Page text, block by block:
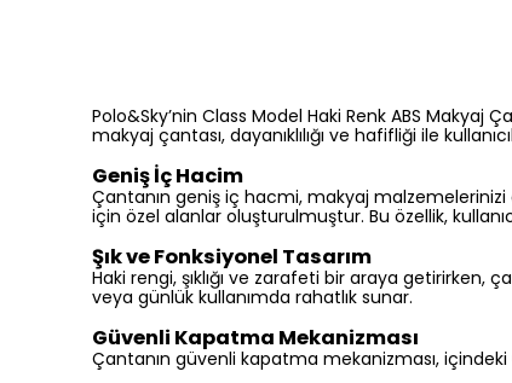
Polo&Sky’nin Class Model Haki Renk ABS
makyaj çantası, dayanıklılığı ve hafifliği ile
Geniş İç Hacim
Çantanın geniş iç hacmi, makyaj malzemelerinizi
için özel alanlar oluşturulmuştur. Bu özellik,
Şık ve Fonksiyonel Tasarım
Haki rengi, şıklığı ve zarafeti bir araya getirirken,
veya günlük kullanımda rahatlık sunar.
Güvenli Kapatma Mekanizması
Çantanın güvenli kapatma mekanizması, içindeki